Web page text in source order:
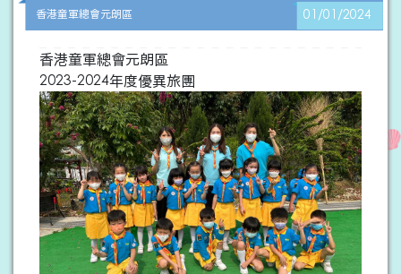
香港童軍總會元朗區 01/01/2024
香港童軍總會元朗區
2023-2024年度優異旅團